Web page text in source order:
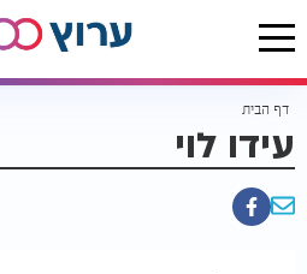
דף הבית
עידו לוי